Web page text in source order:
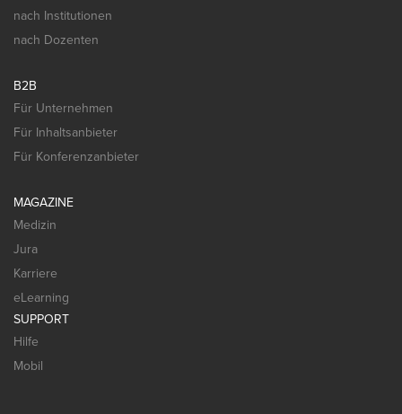
nach Institutionen
nach Dozenten
B2B
Für Unternehmen
Für Inhaltsanbieter
Für Konferenzanbieter
MAGAZINE
Medizin
Jura
Karriere
eLearning
SUPPORT
Hilfe
Mobil